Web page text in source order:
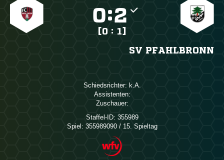
:
[0 : 1]
SV PFAHLBRONN
Schiedsrichter: 
Assistenten:
Zuschauer:
Staffel-ID: 355989
Spiel: 355989090 / 15. Spieltag